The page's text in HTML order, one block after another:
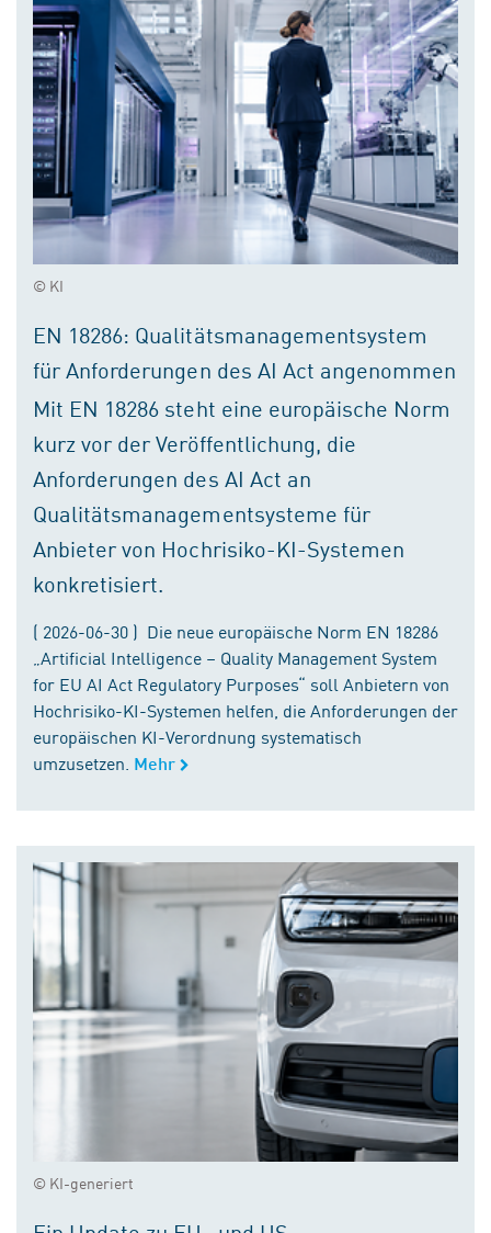
© KI
EN 18286: Qualitätsmanagementsystem
für Anforderungen des AI Act angenommen
Mit EN 18286 steht eine europäische Norm
kurz vor der Veröffentlichung, die
Anforderungen des AI Act an
Qualitätsmanagementsysteme für
Anbieter von Hochrisiko-KI-Systemen
konkretisiert.
( 2026-06-30 ) Die neue europäische Norm EN 18286
„Artificial Intelligence – Quality Management System
for EU AI Act Regulatory Purposes“ soll Anbietern von
Hochrisiko-KI-Systemen helfen, die Anforderungen der
europäischen KI-Verordnung systematisch
umzusetzen. Mehr
© KI-generiert